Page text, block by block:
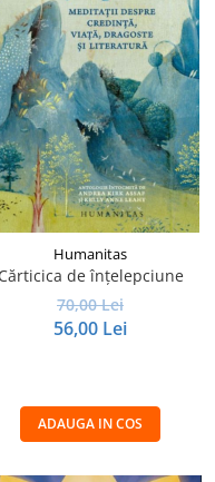
Humanitas
Cărticica de înțelepciune
70,00 Lei
56,00 Lei
ADAUGA IN COS